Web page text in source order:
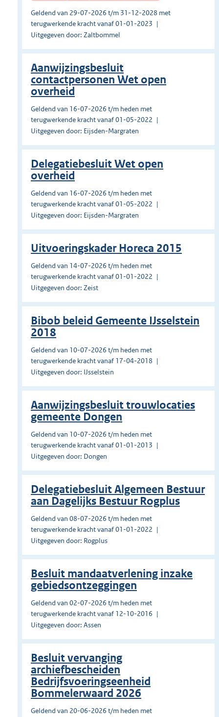
Geldend van 29-07-2026 t/m 31-12-2028 met
terugwerkende kracht vanaf 01-01-2023
Uitgegeven door: Zaltbommel
Aanwijzingsbesluit
contactpersonen Wet open
overheid
Geldend van 16-07-2026 t/m heden met
terugwerkende kracht vanaf 01-05-2022
Uitgegeven door: Eijsden-Margraten
Delegatiebesluit Wet open
overheid
Geldend van 16-07-2026 t/m heden met
terugwerkende kracht vanaf 01-05-2022
Uitgegeven door: Eijsden-Margraten
Uitvoeringskader Horeca 2015
Geldend van 14-07-2026 t/m heden met
terugwerkende kracht vanaf 01-01-2022
Uitgegeven door: Zeist
Bibob beleid Gemeente IJsselstein
2018
Geldend van 10-07-2026 t/m heden met
terugwerkende kracht vanaf 17-04-2018
Uitgegeven door: IJsselstein
Aanwijzingsbesluit trouwlocaties
gemeente Dongen
Geldend van 10-07-2026 t/m heden met
terugwerkende kracht vanaf 01-01-2013
Uitgegeven door: Dongen
Delegatiebesluit Algemeen Bestuur
aan Dagelijks Bestuur Rogplus
Geldend van 08-07-2026 t/m heden met
terugwerkende kracht vanaf 01-01-2022
Uitgegeven door: Rogplus
Besluit mandaatverlening inzake
gebiedsontzeggingen
Geldend van 02-07-2026 t/m heden met
terugwerkende kracht vanaf 12-10-2016
Uitgegeven door: Assen
Besluit vervanging
archiefbescheiden
Bedrijfsvoeringseenheid
Bommelerwaard 2026
Geldend van 20-06-2026 t/m heden met